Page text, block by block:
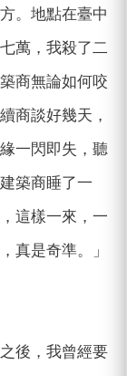
。地點在臺中
萬，我殺了二
商無論如何咬
商談好幾天，
一閃即失，聽
築商睡了一
這樣一來，一
真是奇準。」
後，我曾經要